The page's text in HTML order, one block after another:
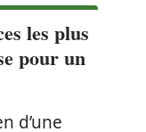
les plus
pour un
d’une